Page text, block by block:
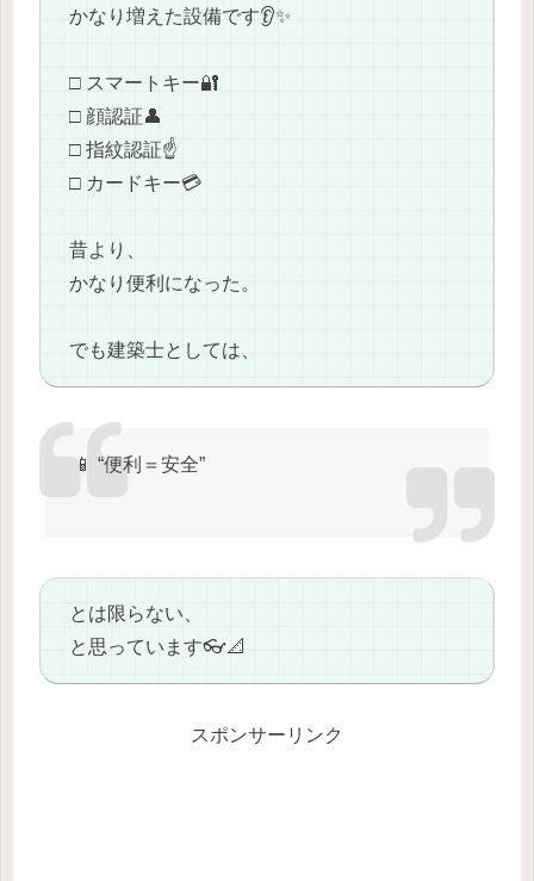
かなり増えた設備です👂✨
□ スマートキー🔐
□ 顔認証👤
□ 指紋認証☝️
□ カードキー💳
昔より、
かなり便利になった。
でも建築士としては、
📱 “便利＝安全”
とは限らない、
と思っています👓📐
スポンサーリンク